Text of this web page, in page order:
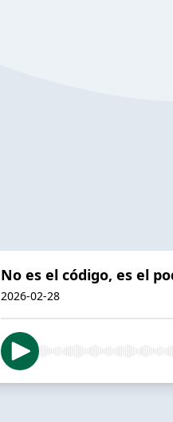
No es el código, es el
2026-02-28